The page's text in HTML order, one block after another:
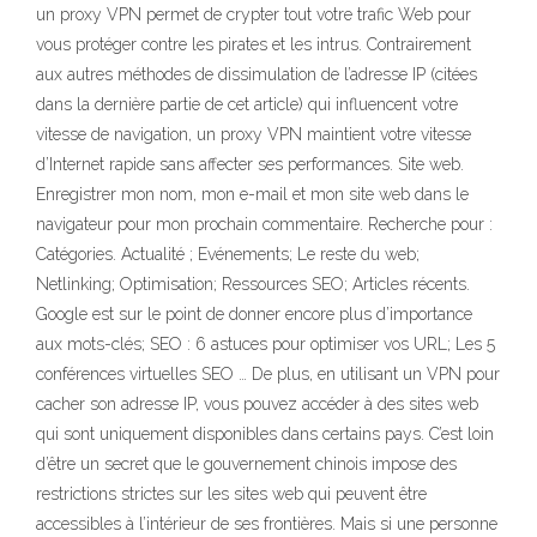
un proxy VPN permet de crypter tout votre trafic Web pour
vous protéger contre les pirates et les intrus. Contrairement
aux autres méthodes de dissimulation de l’adresse IP (citées
dans la dernière partie de cet article) qui influencent votre
vitesse de navigation, un proxy VPN maintient votre vitesse
d’Internet rapide sans affecter ses performances. Site web.
Enregistrer mon nom, mon e-mail et mon site web dans le
navigateur pour mon prochain commentaire. Recherche pour :
Catégories. Actualité ; Evénements; Le reste du web;
Netlinking; Optimisation; Ressources SEO; Articles récents.
Google est sur le point de donner encore plus d’importance
aux mots-clés; SEO : 6 astuces pour optimiser vos URL; Les 5
conférences virtuelles SEO … De plus, en utilisant un VPN pour
cacher son adresse IP, vous pouvez accéder à des sites web
qui sont uniquement disponibles dans certains pays. C’est loin
d’être un secret que le gouvernement chinois impose des
restrictions strictes sur les sites web qui peuvent être
accessibles à l’intérieur de ses frontières. Mais si une personne